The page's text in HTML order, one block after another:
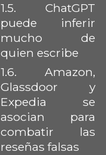
1.5. ChatGPT
puede inferir
mucho de
quien escribe
1.6. Amazon,
Glassdoor y
Expedia se
asocian para
combatir las
reseñas falsas